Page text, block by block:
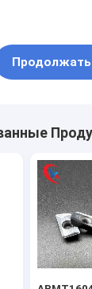
Продолжать